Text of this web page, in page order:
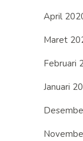
April
Maret
Februari
Januari